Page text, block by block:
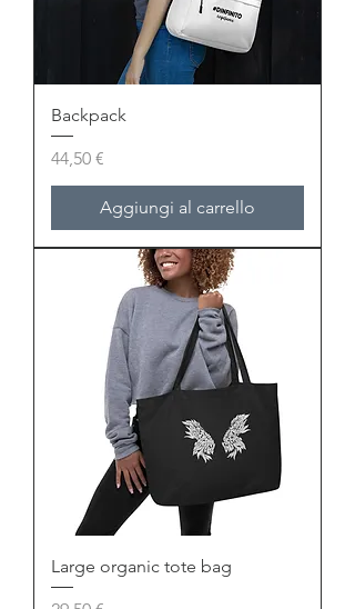
Backpack
Prezzo
44,50 €
Aggiungi al carrello
Large organic tote bag